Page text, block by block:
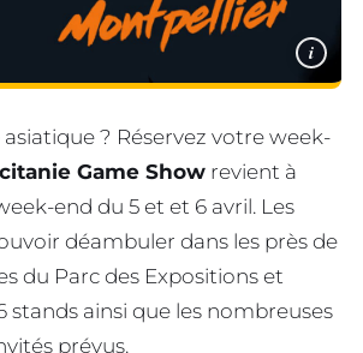
i
? Réservez votre week-
Game Show revient à
end du 5 et et 6 avril. Les
déambuler dans les près de
du Parc des Expositions et
stands ainsi que les nombreuses
prévus.